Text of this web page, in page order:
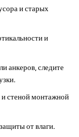
и старых
и
анкеров, следите
стеной монтажной
от влаги.